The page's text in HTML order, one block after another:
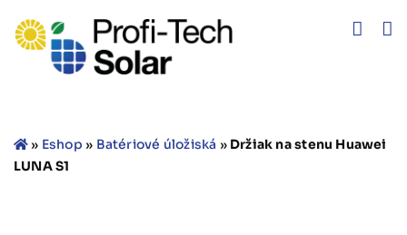
content
» Eshop » Batériové úložiská » Držiak na stenu Huawei
LUNA S1